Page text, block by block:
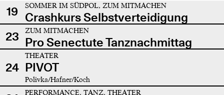
19 SOMMER IM SÜDPOL, ZUM MITMACHEN
Crashkurs Selbstverteidigung
23
ZUM MITMACHEN
Pro Senectute Tanznachmittag
24
THEATER
PIVOT
Polivka/Hafner/Koch
PERFORMANCE, TANZ, THEATER